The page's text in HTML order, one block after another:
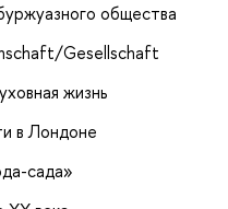
общества
Gesellschaft
жизнь
в Лондоне
сада»